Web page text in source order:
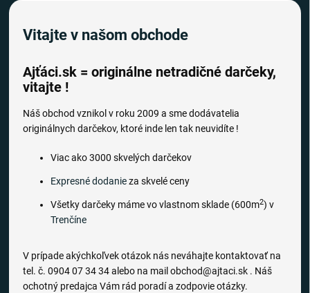
Vitajte v našom obchode
Ajťáci.sk = originálne netradičné darčeky,
vitajte !
Náš obchod vznikol v roku 2009 a sme dodávatelia
originálnych darčekov, ktoré inde len tak neuvidíte !
Viac ako 3000 skvelých darčekov
Expresné dodanieza skvelé ceny
Všetky darčeky máme vo vlastnom sklade (600m2) v
Trenčíne
V prípade akýchkoľvek otázok nás neváhajte kontaktovať na
tel. č. 0904 07 34 34 alebo na mail obchod@ajtaci.sk . Náš
ochotný predajca Vám rád poradí a zodpovie otázky.